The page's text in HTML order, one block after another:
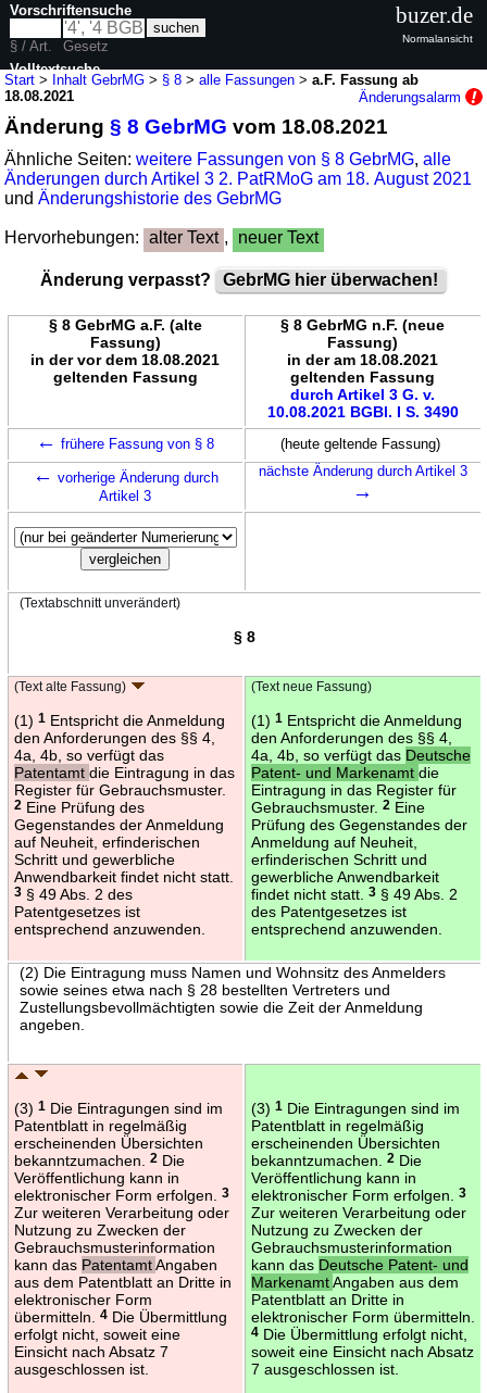
Start > Inhalt GebrMG > § 8 >alle Fassungen >a.F. Fassung ab
18.08.2021
Änderungsalarm
Änderung§ 8 GebrMG vom 18.08.2021
Ähnliche Seiten:weitere Fassungen von § 8 GebrMG,alle
Änderungen durch Artikel 3 2. PatRMoG am 18. August 2021
undÄnderungshistorie des GebrMG
Hervorhebungen: alter Text , neuer Text
Änderung verpasst? GebrMG hier überwachen!
§ 8 GebrMG a.F. (alte
Fassung)
in der vor dem 18.08.2021
geltenden Fassung
§ 8 GebrMG n.F. (neue
Fassung)
in der am 18.08.2021
geltenden Fassung
durch Artikel 3 G. v.
10.08.2021 BGBl. I S. 3490
← frühere Fassung von § 8 (heute geltende Fassung)
← vorherige Änderung durch
Artikel 3
nächste Änderung durch Artikel 3
→
(Textabschnitt unverändert)
§ 8
(Text alte Fassung)
(1) 1Entspricht die Anmeldung
den Anforderungen des §§ 4,
4a, 4b, so verfügt das
Patentamt die Eintragung in das
Register für Gebrauchsmuster.
2Eine Prüfung des
Gegenstandes der Anmeldung
auf Neuheit, erfinderischen
Schritt und gewerbliche
Anwendbarkeit findet nicht statt.
3§ 49 Abs. 2 des
Patentgesetzes ist
entsprechend anzuwenden.
(Text neue Fassung)
(1) 1Entspricht die Anmeldung
den Anforderungen des §§ 4,
4a, 4b, so verfügt das Deutsche
Patent- und Markenamt die
Eintragung in das Register für
Gebrauchsmuster. 2Eine
Prüfung des Gegenstandes der
Anmeldung auf Neuheit,
erfinderischen Schritt und
gewerbliche Anwendbarkeit
findet nicht statt.
3§ 49 Abs. 2
des Patentgesetzes ist
entsprechend anzuwenden.
(2) Die Eintragung muss Namen und Wohnsitz des Anmelders
sowie seines etwa nach § 28 bestellten Vertreters und
Zustellungsbevollmächtigten sowie die Zeit der Anmeldung
angeben.
(3) 1Die Eintragungen sind im
Patentblatt in regelmäßig
erscheinenden Übersichten
bekanntzumachen.
2Die
Veröffentlichung kann in
elektronischer Form erfolgen.
3
Zur weiteren Verarbeitung oder
Nutzung zu Zwecken der
Gebrauchsmusterinformation
kann das PatentamtAngaben
aus dem Patentblatt an Dritte in
elektronischer Form
übermitteln.
4Die Übermittlung
erfolgt nicht, soweit eine
Einsicht nach Absatz 7
ausgeschlossen ist.
(3) 1Die Eintragungen sind im
Patentblatt in regelmäßig
erscheinenden Übersichten
bekanntzumachen.
2Die
Veröffentlichung kann in
elektronischer Form erfolgen.
3
Zur weiteren Verarbeitung oder
Nutzung zu Zwecken der
Gebrauchsmusterinformation
kann das Deutsche Patent- und
MarkenamtAngaben aus dem
Patentblatt an Dritte in
elektronischer Form übermitteln.
4Die Übermittlung erfolgt nicht,
soweit eine Einsicht nach Absatz
7 ausgeschlossen ist.
Vorschriftensuche
§ / Art.
Gesetz
Volltextsuche
buzer.de
Normalansicht